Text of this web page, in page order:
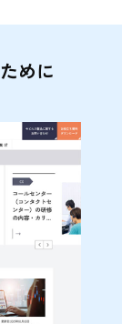
めに